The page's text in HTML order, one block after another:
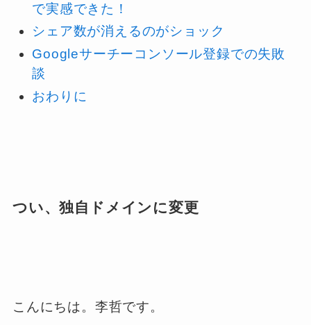
で実感できた！
シェア数が消えるのがショック
Googleサーチーコンソール登録での失敗
談
おわりに
つい、独自ドメインに変更
こんにちは。李哲です。